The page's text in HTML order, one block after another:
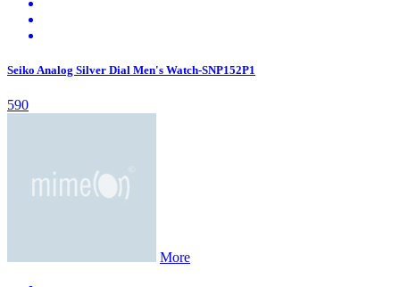
Seiko Analog Silver Dial Men's Watch-SNP152P1
590
More